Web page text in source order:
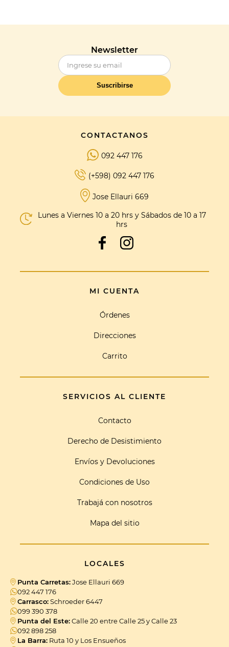
Newsletter
Suscribirse
CONTACTANOS
092 447 176
(+598) 092 447 176
Jose Ellauri 669
Lunes a Viernes 10 a 20 hrs y Sábados de 10 a 17
hrs
MI CUENTA
Órdenes
Direcciones
Carrito
SERVICIOS AL CLIENTE
Contacto
Derecho de Desistimiento
Envíos y Devoluciones
Condiciones de Uso
Trabajá con nosotros
Mapa del sitio
LOCALES
Punta Carretas:Jose Ellauri 669
092 447 176
Carrasco:Schroeder 6447
099 390 378
Punta del Este:Calle 20 entre Calle 25 y Calle 23
092 898 258
La Barra: Ruta 10 y Los Ensueños